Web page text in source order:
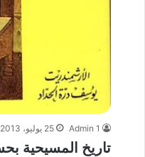
Admin 1 25 يوليو، 2013
تاريخ المسيحية